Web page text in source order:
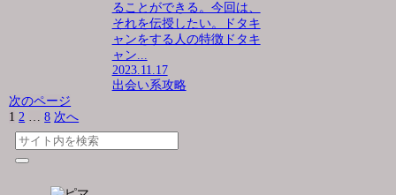
ることができる。今回は、
それを伝授したい。ドタキ
ャンをする人の特徴ドタキ
ャン...
2023.11.17
出会い系攻略
次のページ
1 2 … 8 次へ